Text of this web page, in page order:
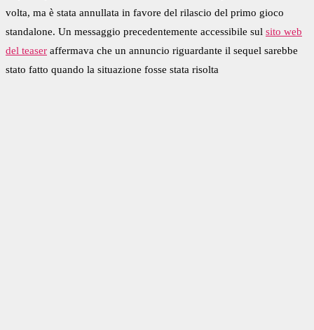
volta, ma è stata annullata in favore del rilascio del primo gioco
standalone. Un messaggio precedentemente accessibile sul sito web
del teaser affermava che un annuncio riguardante il sequel sarebbe
stato fatto quando la situazione fosse stata risolta